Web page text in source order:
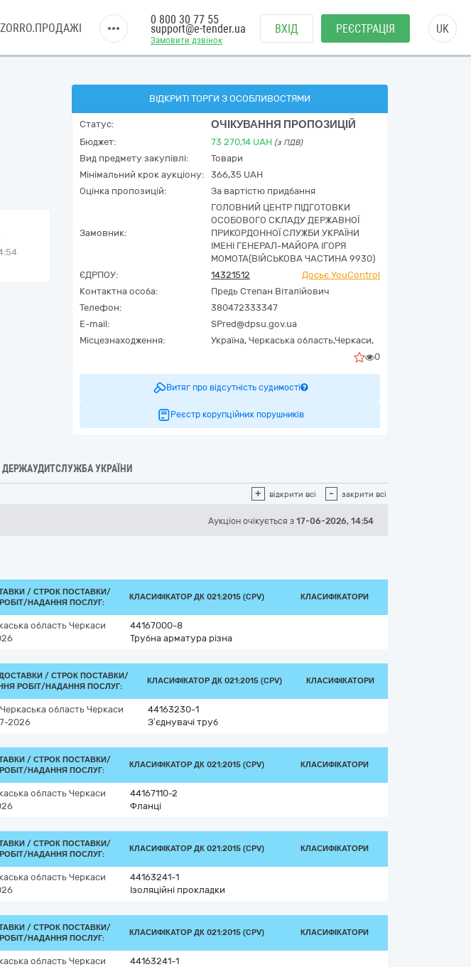
Замовити дзвінок
0 800 30 77 55
support@e-tender.ua ВХІД РЕЄСТРАЦІЯ UK
ВІДКРИТІ ТОРГИ З ОСОБЛИВОСТЯМИ
Статус: ОЧІКУВАННЯ ПРОПОЗИЦІЙ
Бюджет: 73 270,14 UAH (з ПДВ)
Вид предмету закупівлі:
Товари
Мінімальний крок аукціону:
366,35 UAH
Оцінка пропозицій:
За вартістю придбання
Замовник:
ГОЛОВНИЙ ЦЕНТР ПІДГОТОВКИ
ОСОБОВОГО СКЛАДУ ДЕРЖАВНОЇ
ПРИКОРДОННОЇ СЛУЖБИ УКРАЇНИ
ІМЕНІ ГЕНЕРАЛ-МАЙОРА ІГОРЯ
МОМОТА(ВІЙСЬКОВА ЧАСТИНА 9930)
ЄДРПОУ:
14321512
Досьє YouControl
Контактна особа:
Предь Степан Віталійович
Телефон:
380472333347
E-mail:
SPred@dpsu.gov.ua
Місцезнаходження:
Україна, Черкаська область,Черкаси,
0
Витяг про відсутність судимості
Реєстр корупційних порушників
ДЕРЖАУДИТСЛУЖБА УКРАЇНИ
+ відкрити всі - закрити всі
Аукціон очікується з 17-06-2026, 14:54
/ СТРОК ПОСТАВКИ/
НАДАННЯ ПОСЛУГ:
КЛАСИФІКАТОР ДК 021:2015 (CPV) КЛАСИФІКАТОРИ
область Черкаси
44167000-8
Трубна арматура різна
/ СТРОК ПОСТАВКИ/
РОБІТ/НАДАННЯ ПОСЛУГ:
КЛАСИФІКАТОР ДК 021:2015 (CPV) КЛАСИФІКАТОРИ
Черкаська область Черкаси
2026
44163230-1
З’єднувачі труб
/ СТРОК ПОСТАВКИ/
НАДАННЯ ПОСЛУГ:
КЛАСИФІКАТОР ДК 021:2015 (CPV) КЛАСИФІКАТОРИ
область Черкаси
44167110-2
Фланці
/ СТРОК ПОСТАВКИ/
НАДАННЯ ПОСЛУГ:
КЛАСИФІКАТОР ДК 021:2015 (CPV) КЛАСИФІКАТОРИ
область Черкаси
44163241-1
Ізоляційні прокладки
/ СТРОК ПОСТАВКИ/
НАДАННЯ ПОСЛУГ:
КЛАСИФІКАТОР ДК 021:2015 (CPV) КЛАСИФІКАТОРИ
область Черкаси
44163241-1